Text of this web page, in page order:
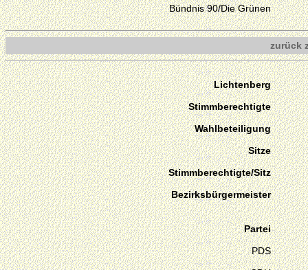
Bündnis 90/Die Grünen
zurück
Lichtenberg
Stimmberechtigte
Wahlbeteiligung
Sitze
Stimmberechtigte/Sitz
Bezirksbürgermeister
Partei
PDS